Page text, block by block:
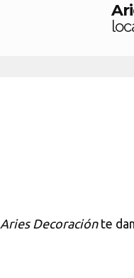
Aries Decoraciónte